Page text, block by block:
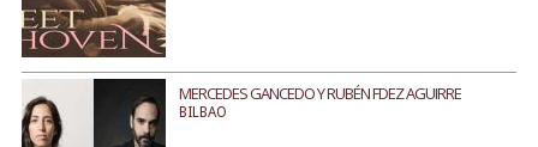
MERCEDES GANCEDO Y RUBÉN FDEZ AGUIRRE
BILBAO